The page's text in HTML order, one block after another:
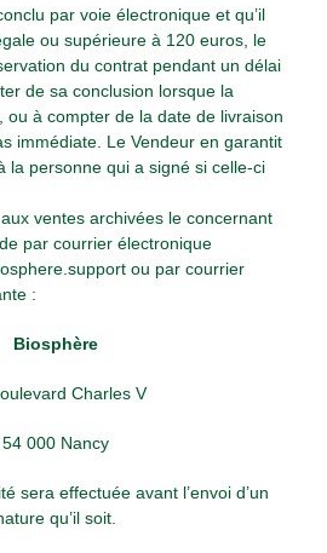
par voie électronique et qu’il
ou supérieure à 120 euros, le
du contrat pendant un délai
de sa conclusion lorsque la
ou à compter de la date de livraison
immédiate. Le Vendeur en garantit
la personne qui a signé si celle-ci
ventes archivées le concernant
par courrier électronique
ou par courrier
:
Biosphère
Charles V
54 000 Nancy
sera effectuée avant l’envoi d’un
qu’il soit.